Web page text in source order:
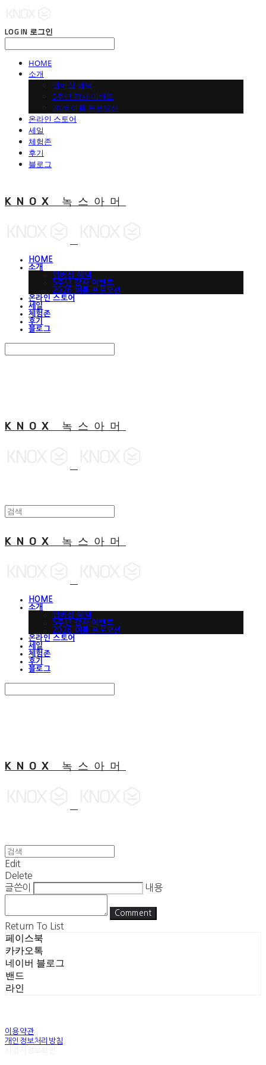
LOG IN 로그인
HOME
소개
맵버십 혜택
5주년 감사 이벤트
2026 여름 프로모션
온라인 스토어
세일
체험존
후기
블로그
KNOX 녹스아머
HOME
소개
맵버십 혜택
5주년 감사 이벤트
2026 여름 프로모션
온라인 스토어
세일
체험존
후기
블로그
KNOX 녹스아머
KNOX 녹스아머
HOME
소개
맵버십 혜택
5주년 감사 이벤트
2026 여름 프로모션
온라인 스토어
세일
체험존
후기
블로그
KNOX 녹스아머
Edit
Delete
글쓴이
내용
Comment
Return To List
페이스북
카카오톡
네이버 블로그
밴드
라인
이용약관
개인정보처리방침